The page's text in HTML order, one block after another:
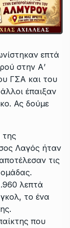
επτά
στην Α’
ΓΣΑ και του
έπαιξαν
Ας δούμε
της
Λαγός ήταν
τις
λεπτά
το ένα
που